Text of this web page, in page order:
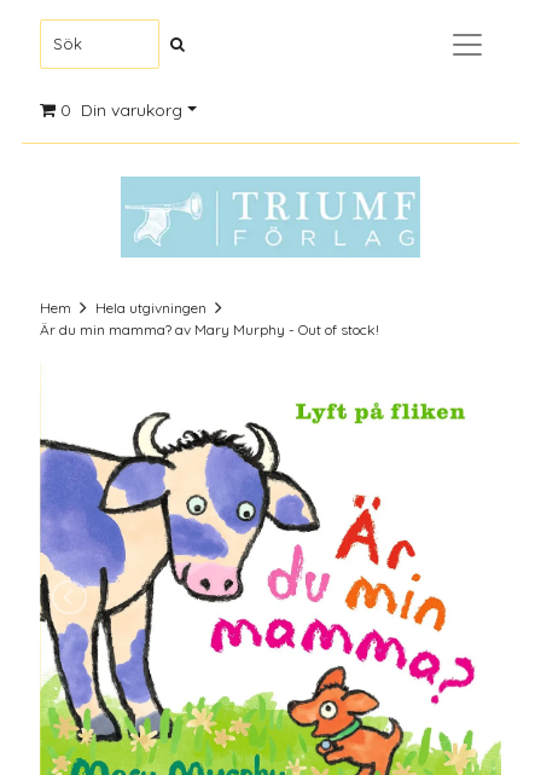
0 Din varukorg
Hem
Hela utgivningen
Är du min mamma? av Mary Murphy - Out of stock!